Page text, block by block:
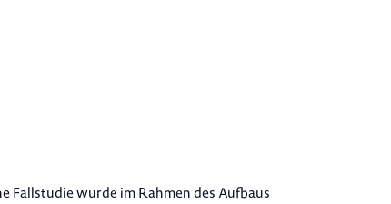
Fallstudie wurde im Rahmen des Aufbaus